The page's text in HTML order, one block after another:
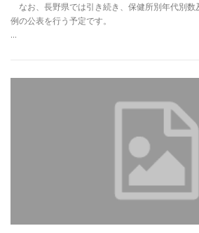
なお、長野県では引き続き、保健所別年代別数
例の公表を行う予定です。
…